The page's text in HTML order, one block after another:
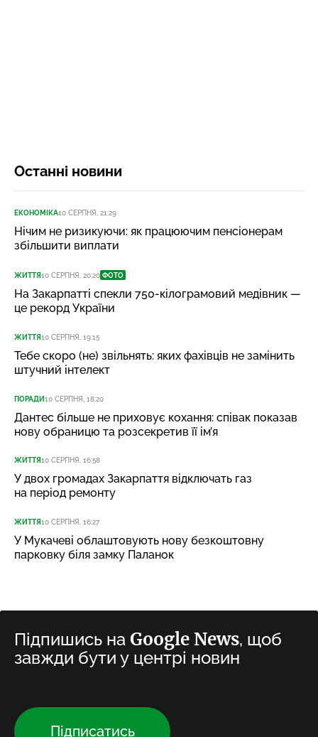
Останні новини
ЕКОНОМІКА10 СЕРПНЯ, 21:29
Нічим не ризикуючи: як працюючим пенсіонерам
збільшити виплати
ЖИТТЯ10 СЕРПНЯ, 20:20 ФОТО
На Закарпатті спекли 750-кілограмовий медівник —
це рекорд України
ЖИТТЯ10 СЕРПНЯ, 19:15
Тебе скоро (не) звільнять: яких фахівців не замінить
штучний інтелект
ПОРАДИ10 СЕРПНЯ, 18:20
Дантес більше не приховує кохання: співак показав
нову обраницю та розсекретив її ім’я
ЖИТТЯ10 СЕРПНЯ, 16:58
У двох громадах Закарпаття відключать газ
на період ремонту
ЖИТТЯ10 СЕРПНЯ, 16:27
У Мукачеві облаштовують нову безкоштовну
парковку біля замку Паланок
Підпишись на Google News, щоб
завжди бути у центрі новин
Підписатись